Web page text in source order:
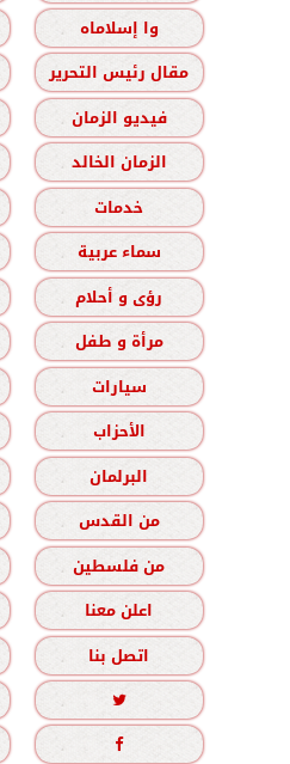
وا إسلاماه
مقال رئيس التحرير
فيديو الزمان
الزمان الخالد
خدمات
سماء عربية
رؤى و أحلام
مرأة و طفل
سيارات
الأحزاب
البرلمان
من القدس
من فلسطين
اعلن معنا
اتصل بنا

